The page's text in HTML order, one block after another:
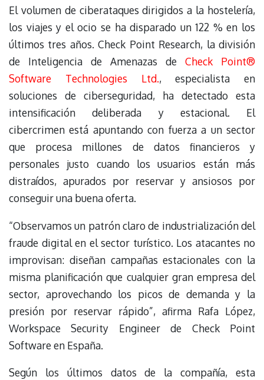
El volumen de ciberataques dirigidos a la hostelería,
los viajes y el ocio se ha disparado un 122 % en los
últimos tres años. Check Point Research, la división
de Inteligencia de Amenazas de Check Point®
Software Technologies Ltd., especialista en
soluciones de ciberseguridad, ha detectado esta
intensificación deliberada y estacional. El
cibercrimen está apuntando con fuerza a un sector
que procesa millones de datos financieros y
personales justo cuando los usuarios están más
distraídos, apurados por reservar y ansiosos por
conseguir una buena oferta.
“Observamos un patrón claro de industrialización del
fraude digital en el sector turístico. Los atacantes no
improvisan: diseñan campañas estacionales con la
misma planificación que cualquier gran empresa del
sector, aprovechando los picos de demanda y la
presión por reservar rápido”, afirma Rafa López,
Workspace Security Engineer de Check Point
Software en España.
Según los últimos datos de la compañía, esta